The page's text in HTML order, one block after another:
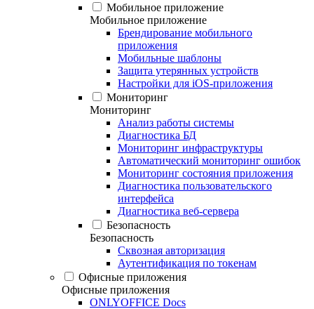
Мобильное приложение
Мобильное приложение
Брендирование мобильного
приложения
Мобильные шаблоны
Защита утерянных устройств
Настройки для iOS-приложения
Мониторинг
Мониторинг
Анализ работы системы
Диагностика БД
Мониторинг инфраструктуры
Автоматический мониторинг ошибок
Мониторинг состояния приложения
Диагностика пользовательского
интерфейса
Диагностика веб-сервера
Безопасность
Безопасность
Сквозная авторизация
Аутентификация по токенам
Офисные приложения
Офисные приложения
ONLYOFFICE Docs